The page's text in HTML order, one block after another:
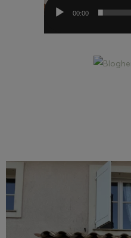
00:00